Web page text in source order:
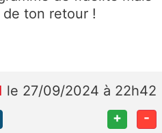
ton retour !
le 27/09/2024 à 22h42
+ -